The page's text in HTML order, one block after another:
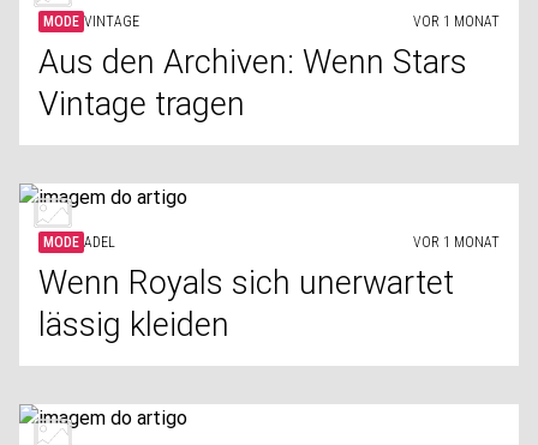
MODE VINTAGE VOR 1 MONAT
Aus den Archiven: Wenn Stars
Vintage tragen
MODE ADEL VOR 1 MONAT
Wenn Royals sich unerwartet
lässig kleiden